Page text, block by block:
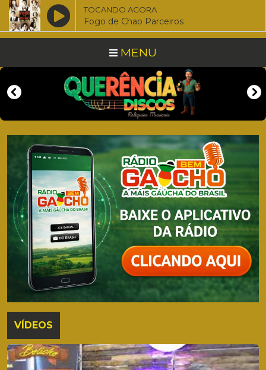
TOCANDO AGORA
Fogo de Chao Parceiros
MENU
VÍDEOS